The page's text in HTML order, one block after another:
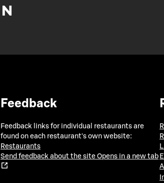
Feedback
Feedback links for individual restaurants are
found on each restaurant's own website:
Restaurants
Send feedback about the site Opens in a new tab